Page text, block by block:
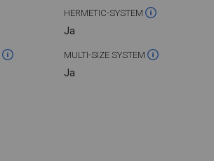
HERMETIC-SYSTEM
Ja
MULTI-SIZE SYSTEM
Ja